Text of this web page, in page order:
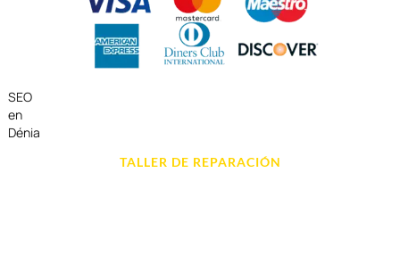
SEO
en
Dénia
TALLER DE REPARACIÓN